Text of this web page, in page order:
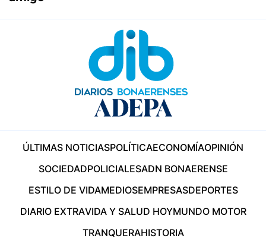
ÚLTIMAS NOTICIASPOLÍTICAECONOMÍAOPINIÓN
SOCIEDADPOLICIALESADN BONAERENSE
ESTILO DE VIDAMEDIOSEMPRESASDEPORTES
DIARIO EXTRAVIDA Y SALUD HOYMUNDO MOTOR
TRANQUERAHISTORIA